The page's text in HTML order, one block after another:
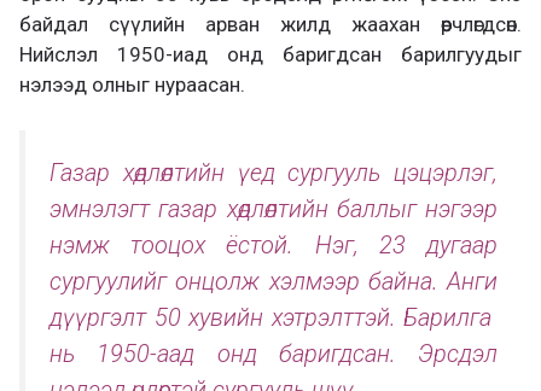
байдал сүүлийн арван жилд жаахан өөрчлөгдсөн.
Нийслэл 1950-иад онд баригдсан барилгуудыг
нэлээд олныг нураасан.
Газар хөдлөлтийн үед сургууль цэцэрлэг,
эмнэлэгт газар хөдлөлтийн баллыг нэгээр
нэмж тооцох ёстой. Нэг, 23 дугаар
сургуулийг онцолж хэлмээр байна. Анги
дүүргэлт 50 хувийн хэтрэлттэй. Барилга
нь 1950-аад онд баригдсан. Эрсдэл